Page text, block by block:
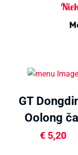
GT
Oolong
30g
€5,20